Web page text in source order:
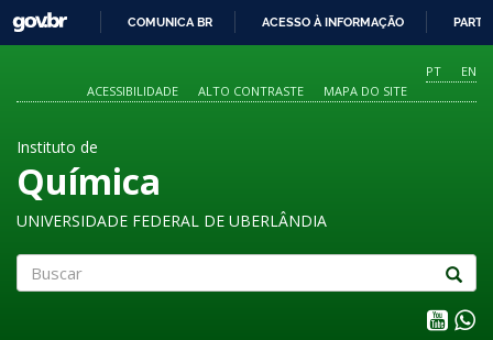
O
CONTEÚDO
GOVBR
COMUNICA BR ACESSO À INFORMAÇÃO
PT
EN
ACESSIBILIDADE
ALTO CONTRASTE MAPA DO SITE
Instituto de
Química
UNIVERSIDADE FEDERAL DE UBERLÂNDIA